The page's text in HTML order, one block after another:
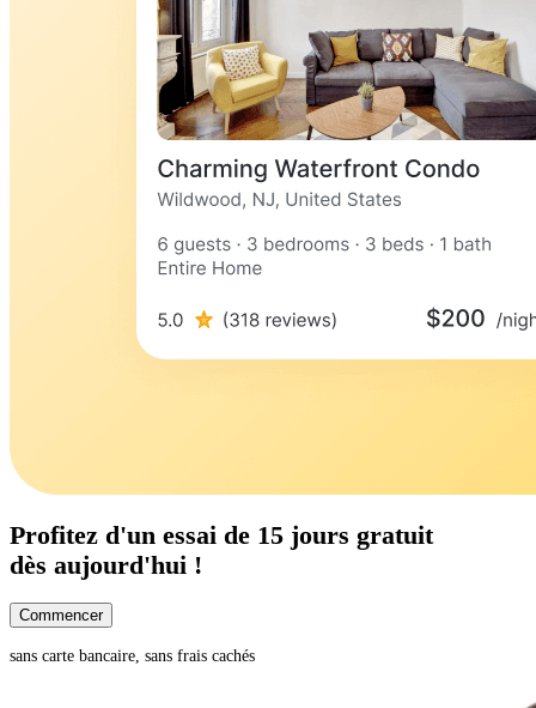
Profitez d'un essai de 15 jours gratuit
dès aujourd'hui !
Commencer
sans carte bancaire, sans frais cachés